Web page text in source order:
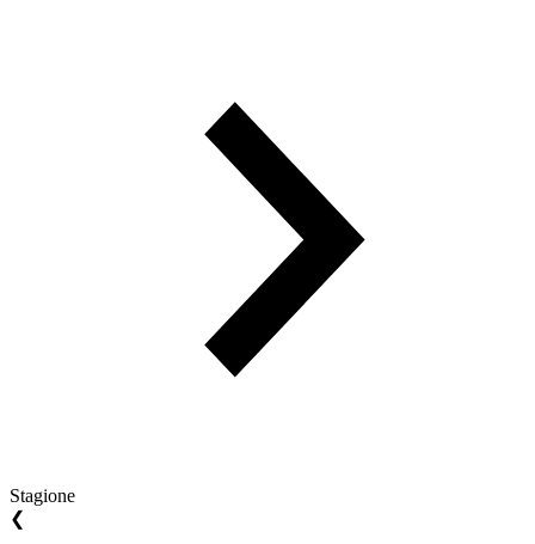
Stagione
❮